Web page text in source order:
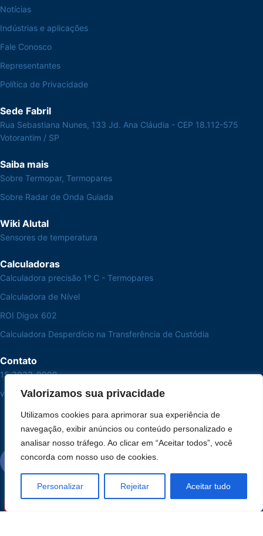
Valorizamos sua privacidade
Utilizamos cookies para aprimorar sua experiência de
navegação, exibir anúncios ou conteúdo personalizado e
analisar nosso tráfego. Ao clicar em “Aceitar todos”, você
concorda com nosso uso de cookies.
Personalizar Rejeitar Aceitar tudo
Notícias
Indústrias e aplicações
Fale Conosco
Representantes
Política de Privacidade
Sede Fabril
Rua Sebastiana Nunes, 133 Jd. Ana Cláudia - CEP 18.112-575
Votorantim / SP
Saiba mais
Sobre Termopar, Termopares
Sobre Radar de Onda Guiada
Wiki Alutal
Sensores de temperatura
Calculadoras
Calculadora precisão 1º C - Termopares
Calculadora de Nível
ROI Digox 602
Calculadora Desperdício na Transferência de Custódia
Contato
15 3033-8008
vendas@alutal.com.br